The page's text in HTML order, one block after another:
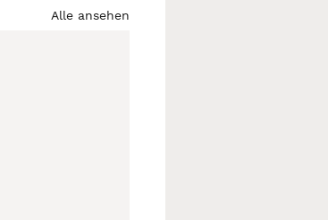
Alle ansehen